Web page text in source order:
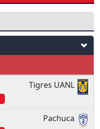
Tigres UANL
Pachuca